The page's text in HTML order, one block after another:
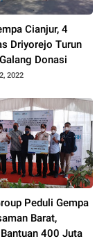
Cianjur, 4
Driyorejo Turun
Donasi
2022
Peduli Gempa
Barat,
400 Juta